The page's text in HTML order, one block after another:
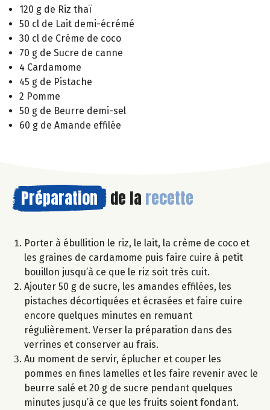
120 g de Riz thaï
50 cl de Lait demi-écrémé
30 cl de Crème de coco
70 g de Sucre de canne
4 Cardamome
45 g de Pistache
2 Pomme
50 g de Beurre demi-sel
60 g de Amande effilée
Préparation de la recette
Porter à ébullition le riz, le lait, la crème de coco et
les graines de cardamome puis faire cuire à petit
bouillon jusqu’à ce que le riz soit très cuit.
Ajouter 50 g de sucre, les amandes effilées, les
pistaches décortiquées et écrasées et faire cuire
encore quelques minutes en remuant
régulièrement. Verser la préparation dans des
verrines et conserver au frais.
Au moment de servir, éplucher et couper les
pommes en fines lamelles et les faire revenir avec le
beurre salé et 20 g de sucre pendant quelques
minutes jusqu’à ce que les fruits soient fondant.